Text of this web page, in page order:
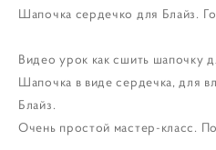
Шапочка сердечко для Блайз.
Видео урок как сшить шапочку
Шапочка в виде сердечка, для
Блайз.
Очень простой мастер-класс.